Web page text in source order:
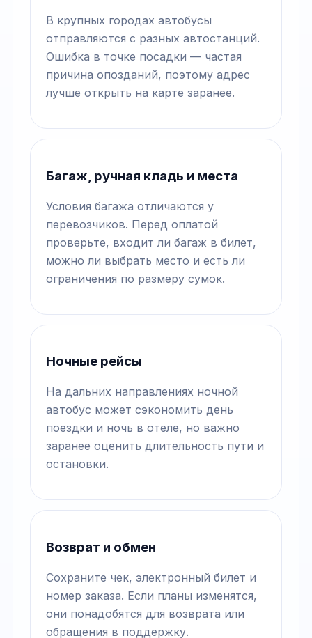
В крупных городах автобусы
отправляются с разных автостанций.
Ошибка в точке посадки — частая
причина опозданий, поэтому адрес
лучше открыть на карте заранее.
Багаж, ручная кладь и места
Условия багажа отличаются у
перевозчиков. Перед оплатой
проверьте, входит ли багаж в билет,
можно ли выбрать место и есть ли
ограничения по размеру сумок.
Ночные рейсы
На дальних направлениях ночной
автобус может сэкономить день
поездки и ночь в отеле, но важно
заранее оценить длительность пути и
остановки.
Возврат и обмен
Сохраните чек, электронный билет и
номер заказа. Если планы изменятся,
они понадобятся для возврата или
обращения в поддержку.